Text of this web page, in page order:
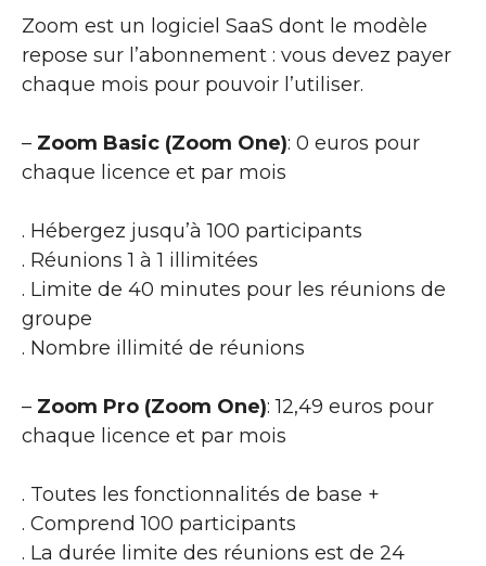
Zoom est un logiciel SaaS dont le modèle
repose sur l’abonnement : vous devez payer
chaque mois pour pouvoir l’utiliser.
– Zoom Basic (Zoom One): 0 euros pour
chaque licence et par mois
. Hébergez jusqu’à 100 participants
. Réunions 1 à 1 illimitées
. Limite de 40 minutes pour les réunions de
groupe
. Nombre illimité de réunions
– Zoom Pro (Zoom One): 12,49 euros pour
chaque licence et par mois
. Toutes les fonctionnalités de base +
. Comprend 100 participants
. La durée limite des réunions est de 24